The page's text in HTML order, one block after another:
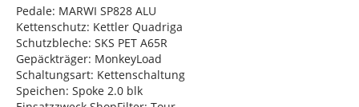
Pedale: MARWI SP828 ALU
Kettenschutz: Kettler Quadriga
Schutzbleche: SKS PET A65R
Gepäckträger: MonkeyLoad
Schaltungsart: Kettenschaltung
Speichen: Spoke 2.0 blk